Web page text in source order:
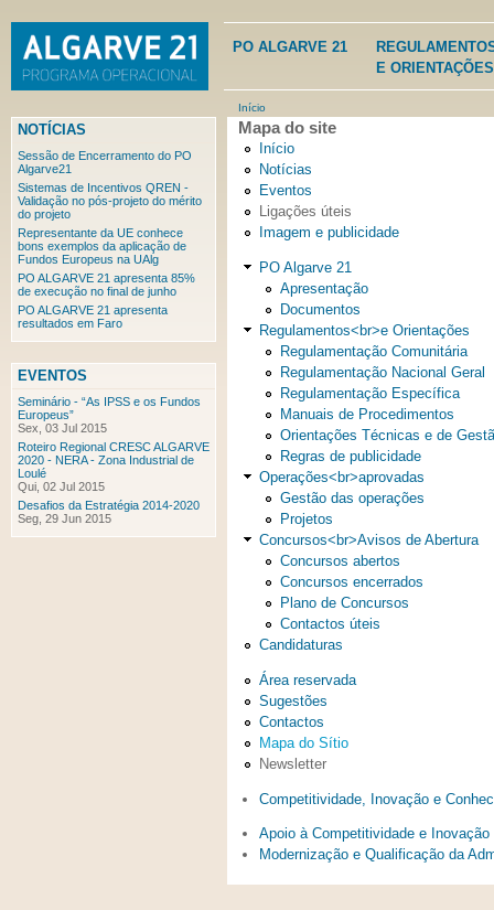
PO ALGARVE 21
E ORIENTAÇÕES
Está aqui
Início
Mapa do site
Início
Notícias
Eventos
Ligações úteis
Imagem e publicidade
PO Algarve 21
Apresentação
Documentos
Regulamentos<br>e Orientações
Regulamentação Comunitária
Regulamentação Nacional Geral
Regulamentação Específica
Manuais de Procedimentos
Orientações Técnicas e de
Regras de publicidade
Operações<br>aprovadas
Gestão das operações
Projetos
Concursos<br>Avisos de Abertura
Concursos abertos
Concursos encerrados
Plano de Concursos
Contactos úteis
Candidaturas
Área reservada
Sugestões
Contactos
Mapa do Sítio
Newsletter
Competitividade, Inovação e
Apoio à Competitividade e Inovação
Modernização e Qualificação da
NOTÍCIAS
Sessão de Encerramento do PO
Algarve21
Sistemas de Incentivos QREN -
Validação no pós-projeto do mérito
do projeto
Representante da UE conhece
bons exemplos da aplicação de
Fundos Europeus na UAlg
PO ALGARVE 21 apresenta 85%
de execução no final de junho
PO ALGARVE 21 apresenta
resultados em Faro
EVENTOS
Seminário - “As IPSS e os Fundos
Europeus”
Sex, 03 Jul 2015
Roteiro Regional CRESC ALGARVE
2020 - NERA - Zona Industrial de
Loulé
Qui, 02 Jul 2015
Desafios da Estratégia 2014-2020
Seg, 29 Jun 2015